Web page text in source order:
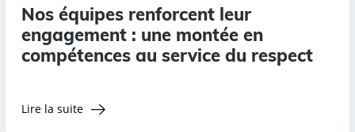
Nos équipes renforcent leur
engagement : une montée en
compétences au service du respect
Lire la suite